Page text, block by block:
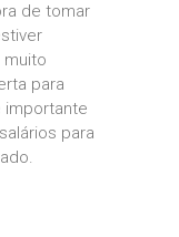
de tomar
para
importante
para